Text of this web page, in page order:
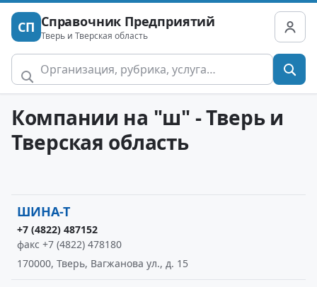
СП Справочник Предприятий
Тверь и Тверская область
Компании на "ш" - Тверь и
Тверская область
ШИНА-Т
+7 (4822) 487152
факс +7 (4822) 478180
170000, Тверь, Вагжанова ул., д. 15